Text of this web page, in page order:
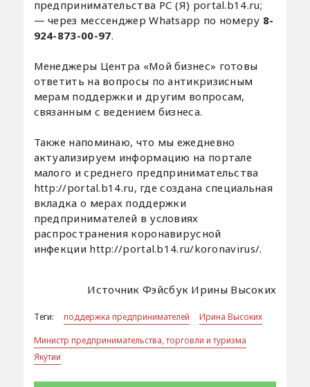
предпринимательства РС (Я) portal.b14.ru;
— через мессенджер Whatsapp по номеру 8-
924-873-00-97.
Менеджеры Центра «Мой бизнес» готовы
ответить на вопросы по антикризисным
мерам поддержки и другим вопросам,
связанным с ведением бизнеса.
Также напоминаю, что мы ежедневно
актуализируем информацию на портале
малого и среднего предпринимательства
http://portal.b14.ru, где создана специальная
вкладка о мерах поддержки
предпринимателей в условиях
распространения коронавирусной
инфекции http://portal.b14.ru/koronavirus/.
Источник Фэйсбук Ирины Высоких
Теги: поддержка предпринимателей
Ирина Высоких
Министр предпринимательства, торговли и туризма
Якутии